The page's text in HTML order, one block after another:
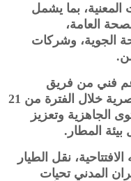
المعنية، بما يشمل
العامة،
الجوية، وشركات
فني من فريق
(CAPSCA) إلى أحد المطارات المصرية خلال الفترة من 21
مستوى الجاهزية وتعزيز
بيئة المطار.
نقل الطيار
المدني تحيات